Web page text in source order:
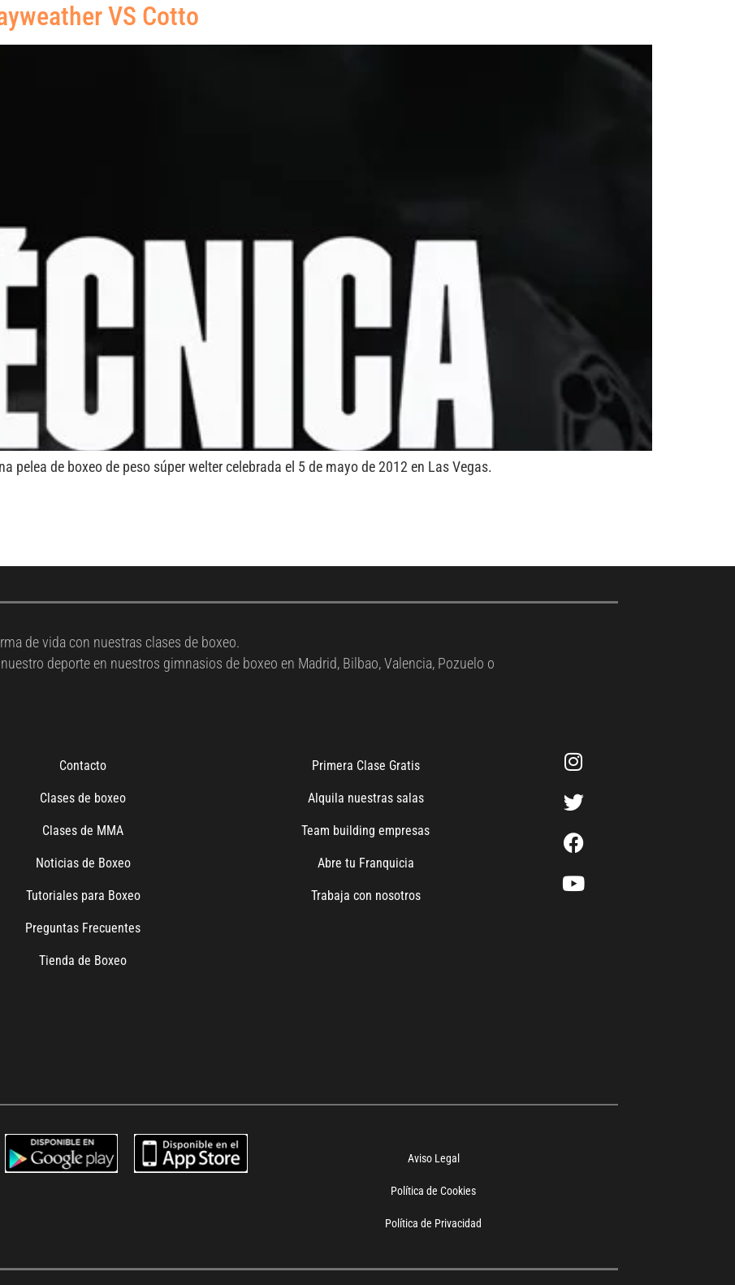
VS Cotto
pelea de boxeo de peso súper welter celebrada el 5 de mayo de 2012 en Las Vegas.
de vida con nuestras clases de boxeo.
deporte en nuestros gimnasios de boxeo en Madrid, Bilbao, Valencia, Pozuelo o
Contacto
Clases de boxeo
Clases de MMA
Noticias de Boxeo
Tutoriales para Boxeo
Preguntas Frecuentes
Tienda de Boxeo
Primera Clase Gratis
Alquila nuestras salas
Team building empresas
Abre tu Franquicia
Trabaja con nosotros
Aviso Legal
Política de Cookies
Política de Privacidad